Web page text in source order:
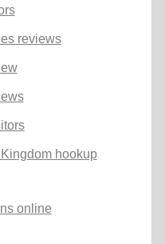
reviews
hookup
online